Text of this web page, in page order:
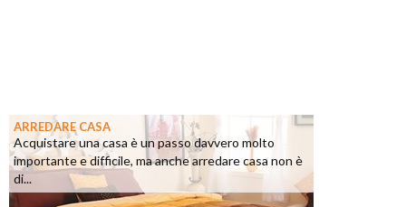
ARREDARE CASA
Acquistare una casa è un passo davvero molto
importante e difficile, ma anche arredare casa non è
di...